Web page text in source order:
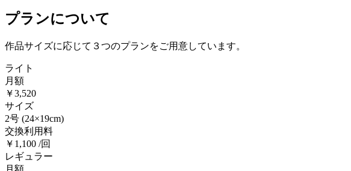
プランについて
作品サイズに応じて３つのプランをご用意しています。
ライト
月額
￥3,520
サイズ
2号 (24×19cm)
交換利用料
￥1,100 /回
レギュラー
月額